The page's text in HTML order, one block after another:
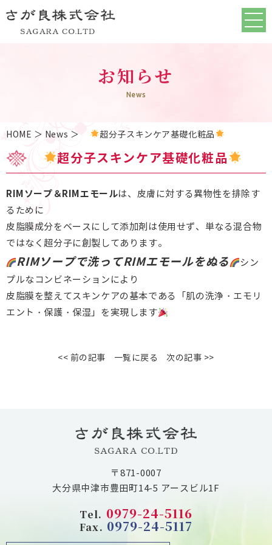
お知らせ
News
HOME ＞ News ＞ 超分子スキンケア基礎化粧品
超分子スキンケア基礎化粧品
RIMソープ＆RIMエモールは、皮膚に対する異物性を排除す
るために
皮脂膜成分をベースにして添加剤は使用せず、単なる混合物
ではなく超分子に創製してあります。
RIMソープで洗ってRIMエモールをぬる
シン
プルなコンビネーションにより
皮脂膜を整えてスキンケアの基本である「肌の洗浄・エモリ
エント・保護・保湿」を実現します
<< 前の記事 一覧に戻る 次の記事 >>
〒871-0007
大分県中津市豊田町14-5 アースビル1F
Tel. 0979-24-5116
Fax. 0979-24-5117